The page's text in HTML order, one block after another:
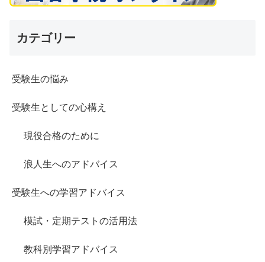
カテゴリー
受験生の悩み
受験生としての心構え
現役合格のために
浪人生へのアドバイス
受験生への学習アドバイス
模試・定期テストの活用法
教科別学習アドバイス